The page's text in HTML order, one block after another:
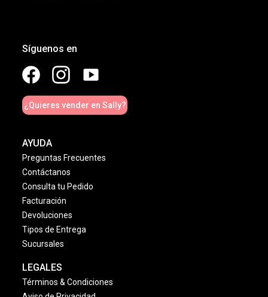
Síguenos en
¿Quieres vender en Sally?
AYUDA
Preguntas Frecuentes
Contáctanos
Consulta tu Pedido
Facturación
Devoluciones
Tipos de Entrega
Sucursales
LEGALES
Términos & Condiciones